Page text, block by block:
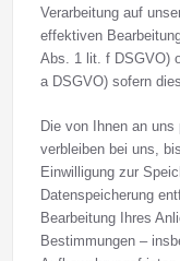
Verarbeitung auf
effektiven
Abs. 1 lit. f DSGVO)
a DSGVO) sofern
Die von Ihnen an
verbleiben bei uns,
Einwilligung zur
Datenspeicherung
Bearbeitung Ihres
Bestimmungen –